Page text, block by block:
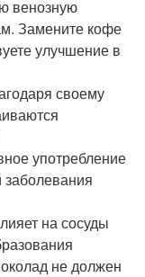
венозную
Замените кофе
улучшение в
своему
употребление
заболевания
на сосуды
не должен